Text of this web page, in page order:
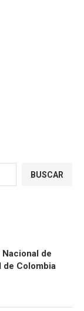
BUSCAR
Nacional de
Colombia